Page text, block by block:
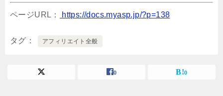
ページURL： https://docs.myasp.jp/?p=138
タグ アフィリエイト全般
0 0